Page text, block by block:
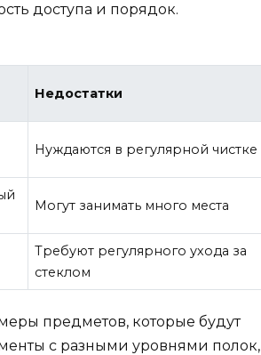
доступа и порядок.
Недостатки
Нуждаются в регулярной чистке
Могут занимать много места
Требуют регулярного ухода за
стеклом
предметов, которые будут
с разными уровнями полок,